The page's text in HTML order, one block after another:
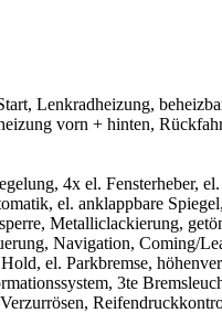
Lenkradheizung,
vorn + hinten,
4x el. Fensterheber,
el. anklappbare
Metalliclackierung,
Navigation, Coming/
el. Parkbremse,
3te